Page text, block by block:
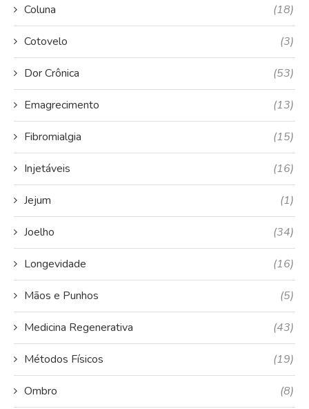
Coluna (18)
Cotovelo (3)
Dor Crônica (53)
Emagrecimento (13)
Fibromialgia (15)
Injetáveis (16)
Jejum (1)
Joelho (34)
Longevidade (16)
Mãos e Punhos (5)
Medicina Regenerativa (43)
Métodos Físicos (19)
Ombro (8)